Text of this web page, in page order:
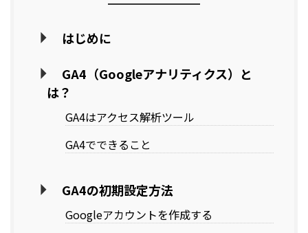
はじめに
GA4（Googleアナリティクス）と
は？
GA4はアクセス解析ツール
GA4でできること
GA4の初期設定方法
Googleアカウントを作成する